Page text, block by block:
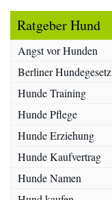
Ratgeber Hund
Angst vor Hunden
Berliner Hundegesetz
Hunde Training
Hunde Pflege
Hunde Erziehung
Hunde Kaufvertrag
Hunde Namen